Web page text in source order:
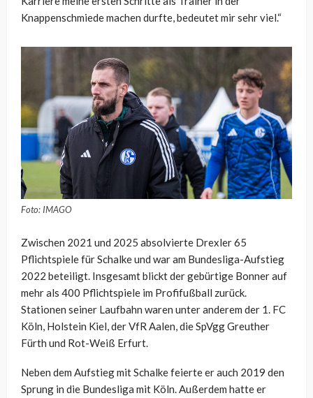
Knappenschmiede machen durfte, bedeutet mir sehr viel.“
Foto: IMAGO
Zwischen 2021 und 2025 absolvierte Drexler 65
Pflichtspiele für Schalke und war am Bundesliga-Aufstieg
2022 beteiligt. Insgesamt blickt der gebürtige Bonner auf
mehr als 400 Pflichtspiele im Profifußball zurück.
Stationen seiner Laufbahn waren unter anderem der 1. FC
Köln, Holstein Kiel, der VfR Aalen, die SpVgg Greuther
Fürth und Rot-Weiß Erfurt.
Neben dem Aufstieg mit Schalke feierte er auch 2019 den
Sprung in die Bundesliga mit Köln. Außerdem hatte er